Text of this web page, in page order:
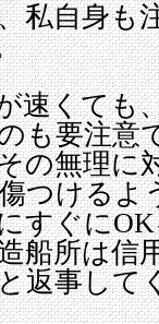
私自身も
速くても
も要注意
の無理に
つけるよ
すぐに
船所は信
返事して